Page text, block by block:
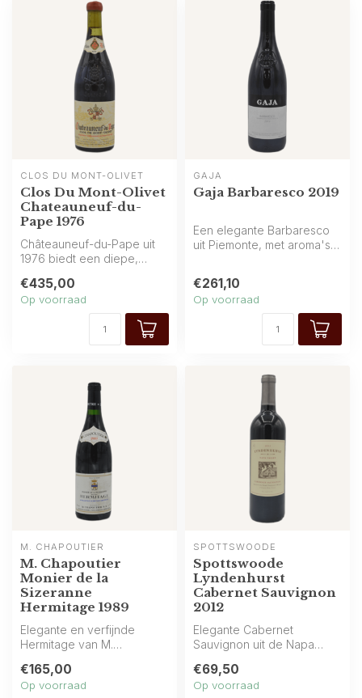
CLOS DU MONT-OLIVET
Clos Du Mont-Olivet
Chateauneuf-du-
Pape 1976
Châteauneuf-du-Pape uit
1976 biedt een diepe,
gedroogde v...
€435,00
Op voorraad
GAJA
Gaja Barbaresco 2019
Een elegante Barbaresco
uit Piemonte, met aroma's
€261,10
Op voorraad
M. CHAPOUTIER
M. Chapoutier
Monier de la
Sizeranne
Hermitage 1989
Elegante en verfijnde
Hermitage van M.
rood en zwart fru...
€165,00
Op voorraad
SPOTTSWOODE
Spottswoode
Lyndenhurst
Cabernet Sauvignon
2012
Elegante Cabernet
Sauvignon uit de Napa
Spottswoode Estate...
€69,50
Op voorraad